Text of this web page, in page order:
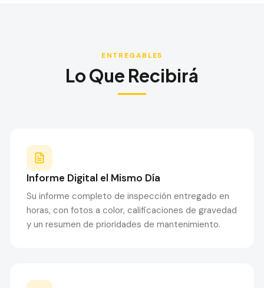
ENTREGABLES
Lo Que Recibirá
Informe Digital el Mismo Día
Su informe completo de inspección entregado en
horas, con fotos a color, calificaciones de gravedad
y un resumen de prioridades de mantenimiento.